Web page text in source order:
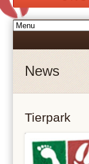
News
Tierpark